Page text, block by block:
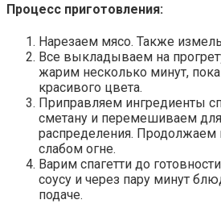
Процесс приготовления:
Нарезаем мясо. Также
Все выкладываем на
жарим несколько минут, пока
красивого цвета.
Приправляем ингредиенты
сметану и перемешиваем
распределения. Продолжаем
слабом огне.
Варим спагетти до
соусу и через пару минут
подаче.